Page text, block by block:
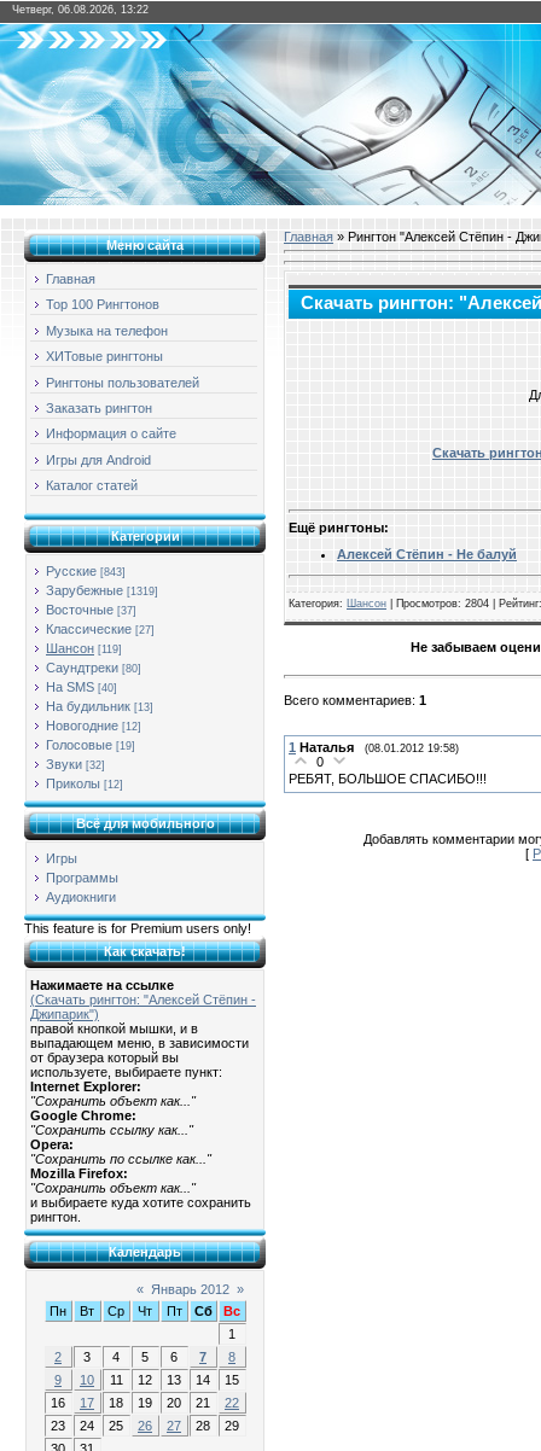
Четверг, 06.08.2026, 13:22
Меню сайта
Главная
Top 100 Рингтонов
Музыка на телефон
ХИТовые рингтоны
Рингтоны пользователей
Заказать рингтон
Информация о сайте
Игры для Android
Каталог статей
Категории
Русские [843]
Зарубежные [1319]
Восточные [37]
Классические [27]
Шансон [119]
Саундтреки [80]
На SMS [40]
На будильник [13]
Новогодние [12]
Голосовые [19]
Звуки [32]
Приколы [12]
Всё для мобильного
Игры
Программы
Аудиокниги
This feature is for Premium users only!
Как скачать!
Нажимаете на ссылке
(Скачать рингтон: "Алексей Стёпин -
Джипарик")
правой кнопкой мышки, и в
выпадающем меню, в зависимости
от браузера который вы
используете, выбираете пункт:
Internet Explorer:
"Сохранить объект как..."
Google Chrome:
"Сохранить ссылку как..."
Opera:
"Сохранить по ссылке как..."
Mozilla Firefox:
"Сохранить объект как..."
и выбираете куда хотите сохранить
рингтон.
Календарь
« Январь 2012 »
Пн
Вт Ср Чт Пт Сб
Вс
1
2
3 4 5 6 7
8
9
10 11 12 13 14
15
16
17 18 19 20 21
22
23
24 25 26 27 28
29
Главная » Рингтон "Алексей Стёпин -
Скачать рингтон:
Скачать
Ещё рингтоны:
Алексей Стёпин - Не балуй
Категория: Шансон Просмотров: 2804 | Рейтинг
Не забываем
Всего комментариев: 1
1 Наталья (08.01.2012 19:58)
0
РЕБЯТ, БОЛЬШОЕ СПАСИБО!!!
Добавлять комментарии
[